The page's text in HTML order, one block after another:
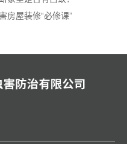
房屋装修“必修课”